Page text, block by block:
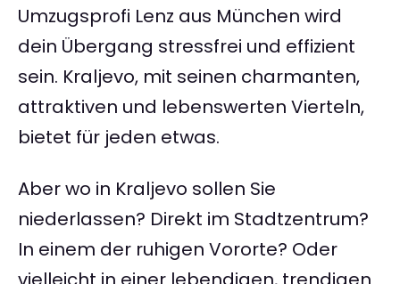
Umzugsprofi Lenz aus München wird
dein Übergang stressfrei und effizient
sein. Kraljevo, mit seinen charmanten,
attraktiven und lebenswerten Vierteln,
bietet für jeden etwas.
Aber wo in Kraljevo sollen Sie
niederlassen? Direkt im Stadtzentrum?
In einem der ruhigen Vororte? Oder